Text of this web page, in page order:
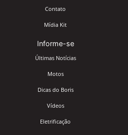
Contato
Mídia Kit
Informe-se
Últimas Notícias
Motos
Dicas do Boris
Vídeos
Eletrificação